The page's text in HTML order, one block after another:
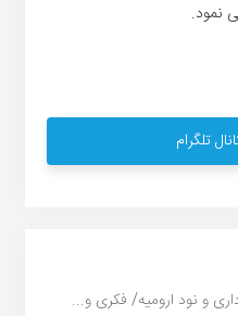
نمود.
تلگرام
و نود ارومیه/ فکری و...